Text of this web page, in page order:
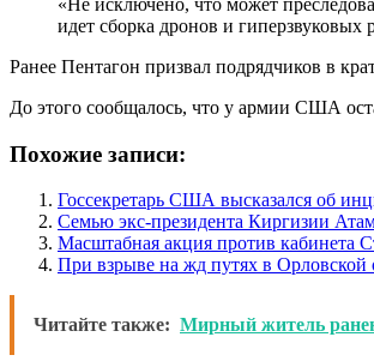
идет сборка дронов и
Ранее Пентагон призвал подрядчиков в
До этого сообщалось, что у армии США
Похожие записи:
Госсекретарь США высказался об
Семью экс-президента Киргизии
Масштабная акция против кабинета
При взрыве на жд путях в Орловской
Читайте также: Мирный житель